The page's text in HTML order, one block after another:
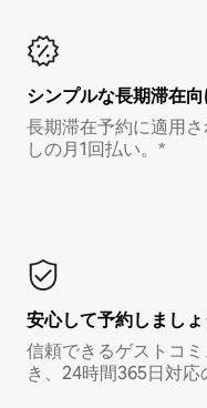
シンプルな長期滞在
長期滞在予約に適用
しの月1回払い。*
安心して予約しましょ
信頼できるゲストコ
き、24時間365日対応